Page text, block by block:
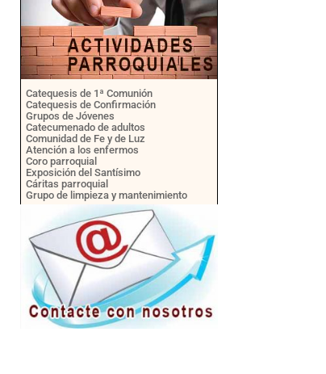
Catequesis de 1ª Comunión
Catequesis de Confirmación
Grupos de Jóvenes
Catecumenado de adultos
Comunidad de Fe y de Luz
Atención a los enfermos
Coro parroquial
Exposición del Santísimo
Cáritas parroquial
Grupo de limpieza y mantenimiento